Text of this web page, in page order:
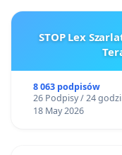
STOP Lex
8 063 podpisów
26 Podpisy / 24
18 May 2026